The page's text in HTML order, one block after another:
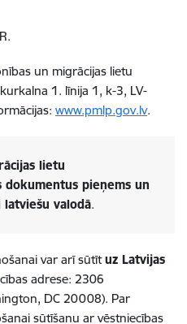
un migrācijas lietu
1. līnija 1, k-3, LV-
www.pmlp.gov.lv.
lietu
dokumentus pieņems un
valodā.
var arī sūtītuz Latvijas
adrese: 2306
DC 20008). Par
sūtīšanu ar vēstniecības